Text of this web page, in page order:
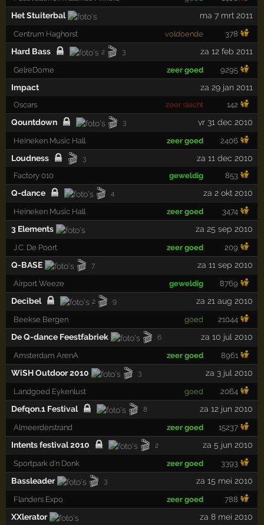
Het Stuiterbal ma 7 mrt 2011
Centrum Haghorst voldoende 378
Hard Bass 2 🎬 3 za 12 feb 2011
GelreDome zeer goed 9295
Impact za 29 jan 2011
Oscars zeer slecht 142
Qountdown 🎬 3 vr 31 dec 2010
Heineken Music Hall zeer goed 2406
Loudness 🎬 3 za 11 dec 2010
Factory 010 geweldig 853
Q-dance 🎬 4 za 2 okt 2010
Heineken Music Hall zeer goed 3474
3 Elements za 25 sep 2010
J.C. De Poort zeer goed 209
Q-BASE 🎬 7 za 11 sep 2010
Airport Weeze geweldig 8769
Decibel 2 🎬 9 za 21 aug 2010
Beekse Bergen goed 21044
De Q-dance Feestfabriek 🎬 6 za 10 jul 2010
Amsterdam ArenA zeer goed 8961
WiSH Outdoor 2010 🎬 3 za 3 jul 2010
Landgoed Eykenlust goed 2064
Defqon.1 Festival 🎬 8 za 12 jun 2010
Almeerderstrand zeer goed 15237
Intents festival 2010 🎬 2 za 5 jun 2010
Sportpark d'n Donk zeer goed 3393
Bassleader 🎬 3 za 15 mei 2010
Flanders Expo zeer goed 788
XXlerator za 8 mei 2010